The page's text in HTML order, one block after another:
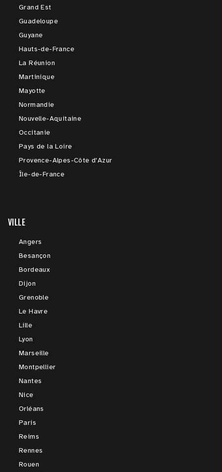
Grand Est
Guadeloupe
Guyane
Hauts-de-France
La Réunion
Martinique
Mayotte
Normandie
Nouvelle-Aquitaine
Occitanie
Pays de la Loire
Provence-Alpes-Côte d'Azur
Île-de-France
VILLE
Angers
Besançon
Bordeaux
Dijon
Grenoble
Le Havre
Lille
Lyon
Marseille
Montpellier
Nantes
Nice
Orléans
Paris
Reims
Rennes
Rouen